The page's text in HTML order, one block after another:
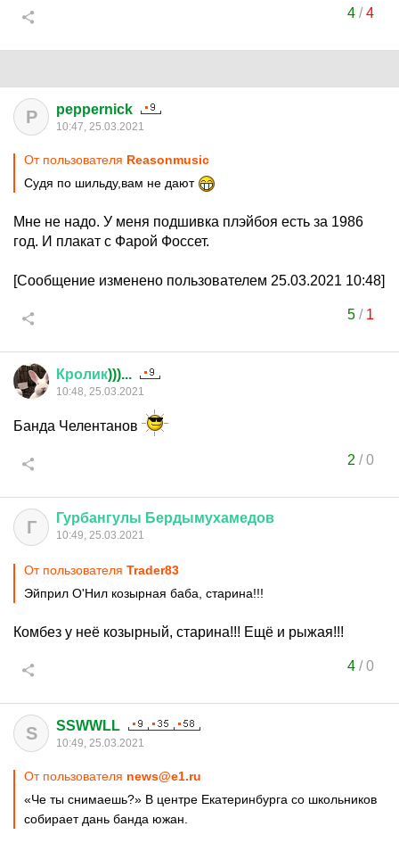
4/4
P peppernick
10:47, 25.03.2021
От пользователя Reasonmusic
Судя по шильду,вам не дают
Мне не надо. У меня подшивка плэйбоя есть за 1986
год. И плакат с Фарой Фоссет.
[Сообщение изменено пользователем 25.03.2021 10:48]
5/ 1
Кролик)))...
10:48, 25.03.2021
Банда Челентанов
2 /0
Г Гурбангулы Бердымухамедов
10:49, 25.03.2021
От пользователя Trader83
Эйприл О'Нил козырная баба, старина!!!
Комбез у неё козырный, старина!!! Ещё и рыжая!!!
4/0
S SSWWLL
10:49, 25.03.2021
От пользователя news@e1.ru
«Че ты снимаешь?» В центре Екатеринбурга со школьников
собирает дань банда южан.